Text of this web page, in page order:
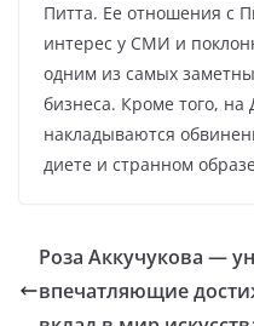
Питта. Ее отношения с
интерес у СМИ и
одним из самых
бизнеса. Кроме того, на
накладываются
диете и странном
Роза Аккучукова —
впечатляющие